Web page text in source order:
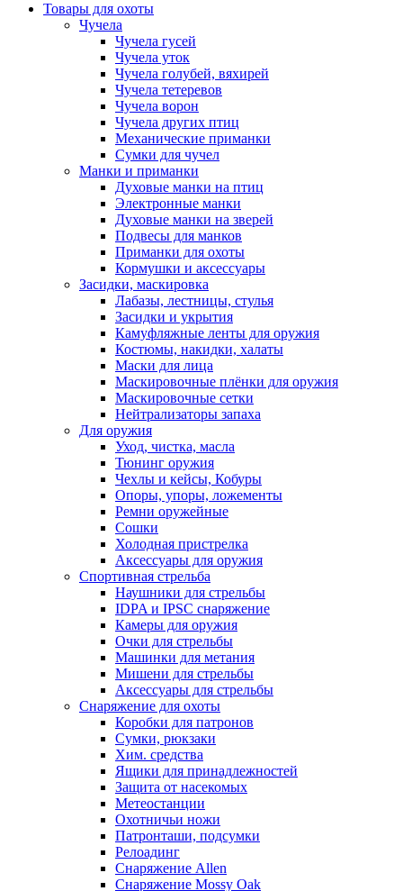
Товары для охоты
Чучела
Чучела гусей
Чучела уток
Чучела голубей, вяхирей
Чучела тетеревов
Чучела ворон
Чучела других птиц
Механические приманки
Сумки для чучел
Манки и приманки
Духовые манки на птиц
Электронные манки
Духовые манки на зверей
Подвесы для манков
Приманки для охоты
Кормушки и аксессуары
Засидки, маскировка
Лабазы, лестницы, стулья
Засидки и укрытия
Камуфляжные ленты для оружия
Костюмы, накидки, халаты
Маски для лица
Маскировочные плёнки для оружия
Маскировочные сетки
Нейтрализаторы запаха
Для оружия
Уход, чистка, масла
Тюнинг оружия
Чехлы и кейсы, Кобуры
Опоры, упоры, ложементы
Ремни оружейные
Сошки
Холодная пристрелка
Аксессуары для оружия
Спортивная стрельба
Наушники для стрельбы
IDPA и IPSC снаряжение
Камеры для оружия
Очки для стрельбы
Машинки для метания
Мишени для стрельбы
Аксессуары для стрельбы
Снаряжение для охоты
Коробки для патронов
Сумки, рюкзаки
Хим. средства
Ящики для принадлежностей
Защита от насекомых
Метеостанции
Охотничьи ножи
Патронташи, подсумки
Релоадинг
Снаряжение Allen
Снаряжение Mossy Oak